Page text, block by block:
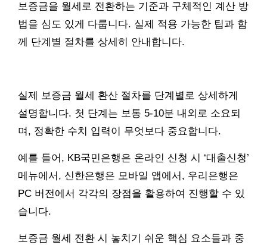
보증금을 월세로 전환하는 기준과 구체적인 계산 방
법을 심도 있게 다룹니다. 실제 적용 가능한 팁과 함
께 단계별 절차를 상세히 안내합니다.
실제 보증금 월세 환산 절차를 단계별로 상세하게
설명합니다. 첫 단계는 보통 5-10분 내외로 소요되
며, 정확한 수치 입력이 무엇보다 중요합니다.
예를 들어, KB국민은행은 온라인 신청 시 ‘대출신청’
메뉴에서, 신한은행은 모바일 앱에서, 우리은행은
PC 버전에서 각각의 장점을 활용하여 진행할 수 있
습니다.
보증금 월세 전환 시 놓치기 쉬운 핵심 요소들과 중